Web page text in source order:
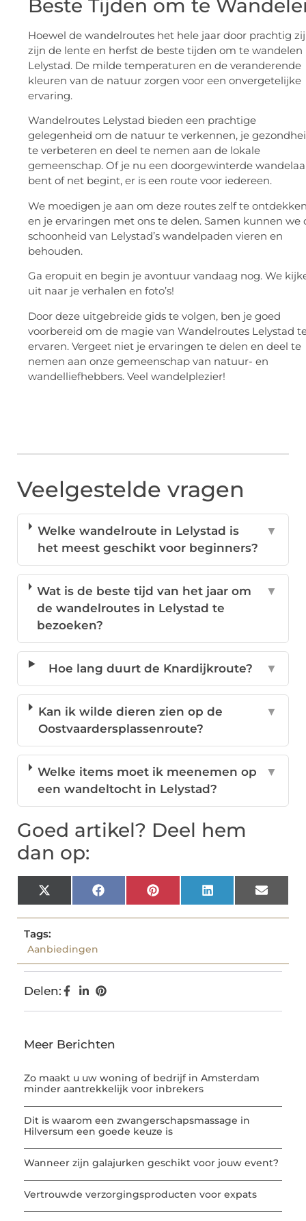
Beste Tijden om te
Hoewel de wandelroutes het hele jaar door prachtig
zijn de lente en herfst de beste tijden om te wandelen
Lelystad. De milde temperaturen en de veranderende
kleuren van de natuur zorgen voor een onvergetelijke
ervaring.
Wandelroutes Lelystad bieden een prachtige
gelegenheid om de natuur te verkennen, je
te verbeteren en deel te nemen aan de lokale
gemeenschap. Of je nu een doorgewinterde
bent of net begint, er is een route voor iedereen.
We moedigen je aan om deze routes zelf te
en je ervaringen met ons te delen. Samen kunnen we
schoonheid van Lelystad’s wandelpaden vieren en
behouden.
Ga eropuit en begin je avontuur vandaag nog. We
uit naar je verhalen en foto’s!
Door deze uitgebreide gids te volgen, ben je goed
voorbereid om de magie van Wandelroutes Lelystad
ervaren. Vergeet niet je ervaringen te delen en deel te
nemen aan onze gemeenschap van natuur- en
wandelliefhebbers. Veel wandelplezier!
Veelgestelde vragen
Welke wandelroute in Lelystad is
het meest geschikt voor beginners?
▼
Wat is de beste tijd van het jaar om
de wandelroutes in Lelystad te
bezoeken?
▼
Hoe lang duurt de Knardijkroute? ▼
Kan ik wilde dieren zien op de
Oostvaardersplassenroute?
▼
Welke items moet ik meenemen op
een wandeltocht in Lelystad?
▼
Goed artikel? Deel hem
dan op:
X
(Twitter)
FacebookPinterestLinkedInEmail
Tags:
Aanbiedingen
Delen:
Meer Berichten
Zo maakt u uw woning of bedrijf in Amsterdam
minder aantrekkelijk voor inbrekers
Dit is waarom een zwangerschapsmassage in
Hilversum een goede keuze is
Wanneer zijn galajurken geschikt voor jouw event?
Vertrouwde verzorgingsproducten voor expats